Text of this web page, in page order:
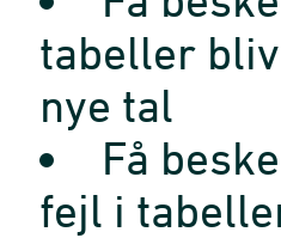
tabeller
nye tal
Få
fejl i